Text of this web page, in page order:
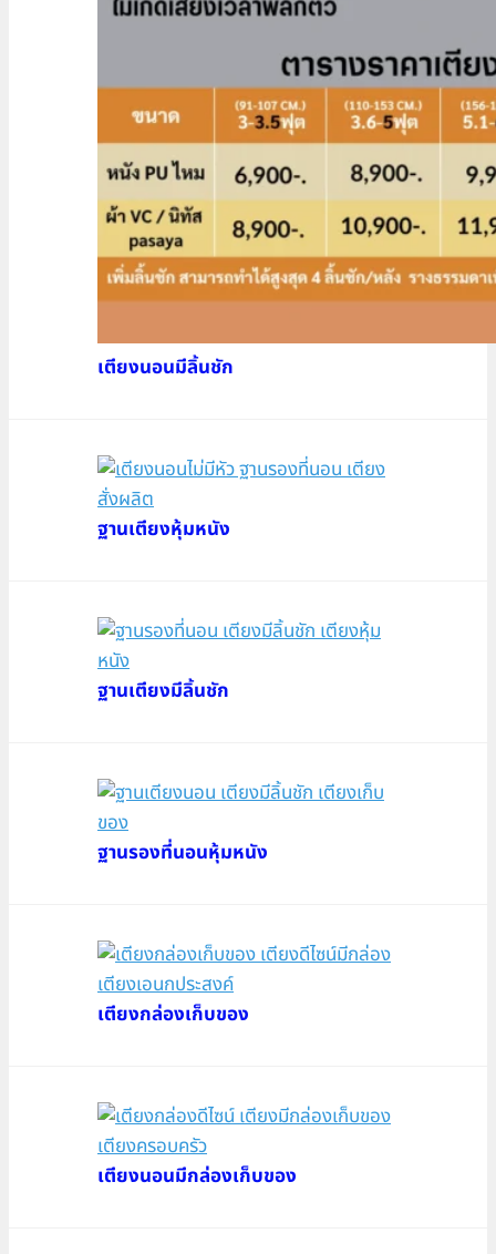
เตียงนอนมีลิ้นชัก
ฐานเตียงหุ้มหนัง
ฐานเตียงมีลิ้นชัก
ฐานรองที่นอนหุ้มหนัง
เตียงกล่องเก็บของ
เตียงนอนมีกล่องเก็บของ